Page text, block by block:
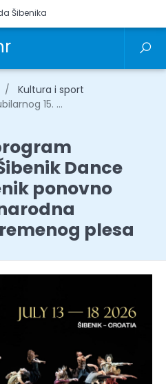
Šibenika
Kultura i sport
15. ...
Dance
ponovno
plesa